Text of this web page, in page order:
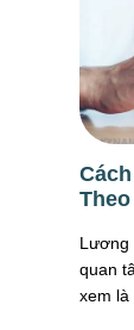
Lương
quan
xem là